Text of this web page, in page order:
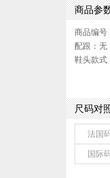
商品参
商品编
配跟：无
鞋头款式
鞋跟形状
性别：女
上市时
参考鞋宽
鞋类流
尺码对
法国
国际